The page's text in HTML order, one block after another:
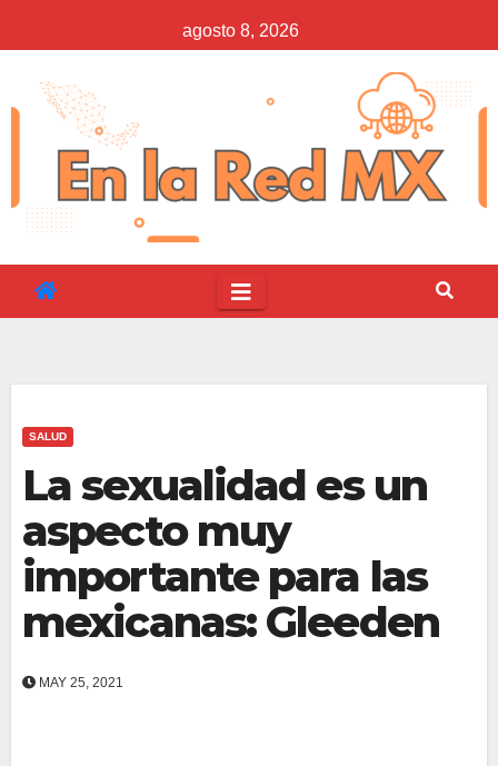
al
contenido
agosto 8, 2026
SALUD
La sexualidad es un
aspecto muy
importante para las
mexicanas: Gleeden
MAY 25, 2021